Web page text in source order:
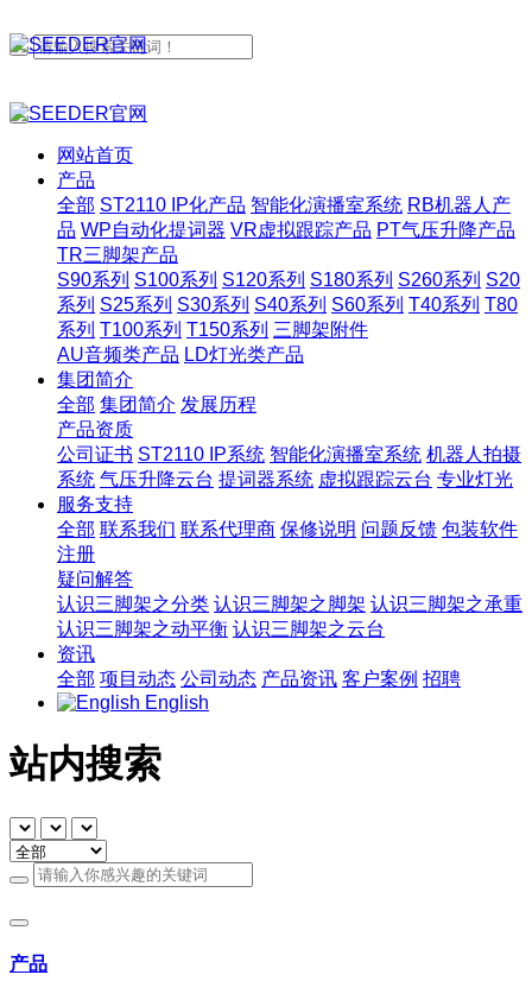
网站首页
产品
全部 ST2110 IP化产品 智能化演播室系统 RB机器人产
品 WP自动化提词器 VR虚拟跟踪产品 PT气压升降产品
TR三脚架产品
S90系列 S100系列 S120系列 S180系列 S260系列 S20
系列 S25系列 S30系列 S40系列 S60系列 T40系列 T80
系列 T100系列 T150系列 三脚架附件
AU音频类产品 LD灯光类产品
集团简介
全部 集团简介 发展历程
产品资质
公司证书 ST2110 IP系统 智能化演播室系统 机器人拍摄
系统 气压升降云台 提词器系统 虚拟跟踪云台 专业灯光
服务支持
全部 联系我们 联系代理商 保修说明 问题反馈 包装软件
注册
疑问解答
认识三脚架之分类 认识三脚架之脚架 认识三脚架之承重
认识三脚架之动平衡 认识三脚架之云台
资讯
全部 项目动态 公司动态 产品资讯 客户案例 招聘
English
站内搜索
产品